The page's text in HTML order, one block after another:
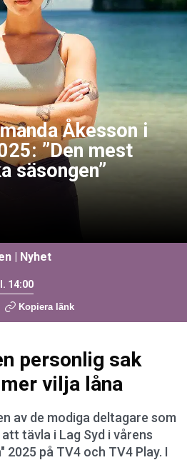
Åkesson i
”Den mest
säsongen”
| Nyhet
14:00
Kopiera länk
personlig sak
vilja låna
av de modiga deltagare som
tävla i Lag Syd i vårens
2025 på TV4 och TV4 Play. I